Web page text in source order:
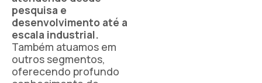
pesquisa e
desenvolvimento até a
escala industrial.
Também atuamos em
outros segmentos,
oferecendo profundo